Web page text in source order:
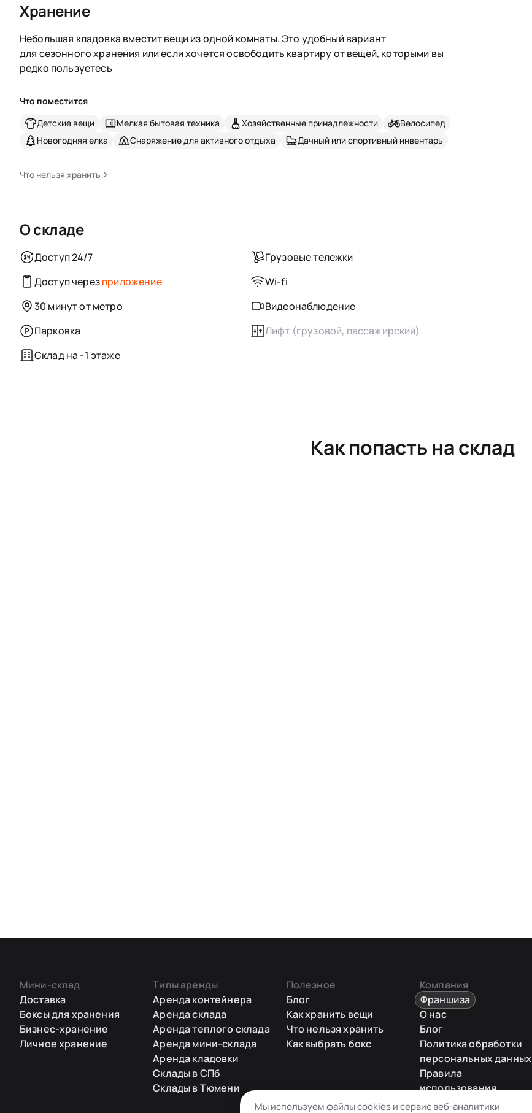
Хранение
Небольшая кладовка вместит вещи из одной комнаты. Это удобный вариант
для сезонного хранения или если хочется освободить квартиру от вещей, которыми вы
редко пользуетесь
Что поместится
Детские вещи
Мелкая бытовая техника Хозяйственные принадлежности
Велосипед
Новогодняя елка
Снаряжение для активного отдыха Дачный или спортивный инвентарь
Что нельзя хранить
О складе
Доступ 24/7
Грузовые тележки
Доступ черезприложение
Wi-fi
30 минут от метро
Видеонаблюдение
Парковка
Лифт (грузовой, пассажирский)
Склад на -1 этаже
Как попасть на склад
Мини-склад
Доставка
Боксы для хранения
Бизнес-хранение
Личное хранение
Типы аренды
Аренда контейнера
Аренда склада
Аренда теплого склада
Аренда мини-склада
Аренда кладовки
Склады в СПб
Склады в Тюмени
Полезное
Блог
Как хранить вещи
Что нельзя хранить
Как выбрать бокс
Компания
Франшиза
О нас
Блог
Политика обработки
персональных данных
Правила
использования
промокодов
Мы используем файлы cookies и сервис веб-аналитики